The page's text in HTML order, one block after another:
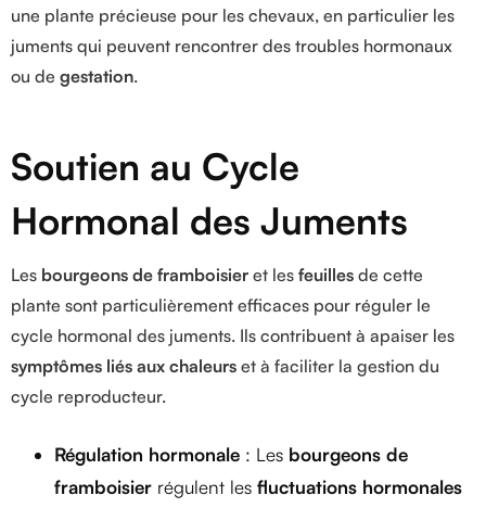
une plante précieuse pour les chevaux, en particulier les
juments qui peuvent rencontrer des troubles hormonaux
ou de gestation.
Soutien au Cycle
Hormonal des Juments
Les bourgeons de framboisier et les feuilles de cette
plante sont particulièrement efficaces pour réguler le
cycle hormonal des juments. Ils contribuent à apaiser les
symptômes liés aux chaleurs et à faciliter la gestion du
cycle reproducteur.
Régulation hormonale : Les bourgeons de
framboisier régulent les fluctuations hormonales